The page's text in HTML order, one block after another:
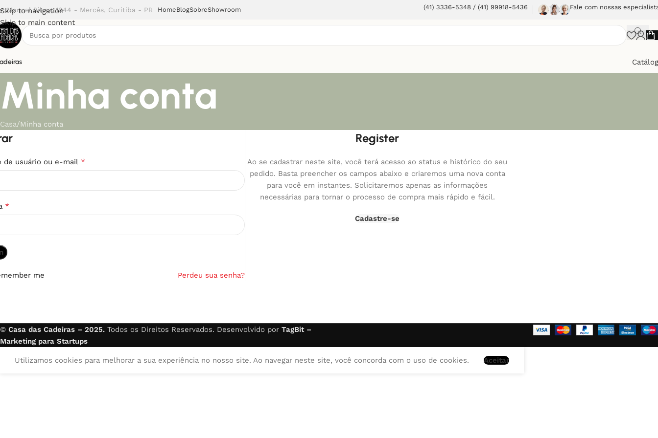
Skip to navigation
Skip to main content
Manoel Ribas, 1944 - Mercês, Curitiba - PR HomeBlogSobreShowroom (41) 3336-5348 / (41) 99918-5436 Fale com nossas
Minha conta
Casa Minha conta
de usuário ou e-mail *
*
Perdeu sua senha?
me
Register
Ao se cadastrar neste site, você terá acesso ao status e histórico do seu
pedido. Basta preencher os campos abaixo e criaremos uma nova conta
para você em instantes. Solicitaremos apenas as informações
necessárias para tornar o processo de compra mais rápido e fácil.
Cadastre-se
© Casa das Cadeiras – 2025. Todos os Direitos Reservados. Desenvolvido por TagBit –
Marketing para Startups
Utilizamos cookies para melhorar a sua experiência no nosso site. Ao navegar neste site, você concorda com o uso de cookies. Aceitar